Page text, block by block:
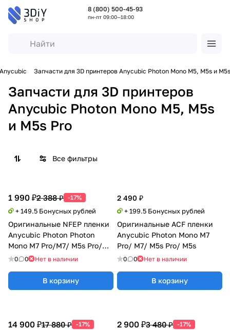
8 (800) 500-45-93
пн-пт 09:00—18:00
Запчасти для 3D принтеров Anycubic Photon Mono M5, M5s и
Запчасти для 3D принтеров
Anycubic Photon Mono M5, M5s
и M5s Pro
Все фильтры
1 990 ₽2 388 ₽ -17%
+ 149.5 Бонусных рублей
Оригинальные NFEP пленки
Anycubic Photon Photon
Mono M7 Pro/M7/ M5s Pro/
M5s/ M5
0 0 Нет в наличии
В корзину
2 490 ₽
+ 199.5 Бонусных рублей
Оригинальные ACF пленки
Anycubic Photon Mono M7
Pro/ M7/ M5s Pro/ M5s
0 0 Нет в наличии
В корзину
14 900 ₽17 880 ₽ -17% 2 900 ₽3 480 ₽ -17%